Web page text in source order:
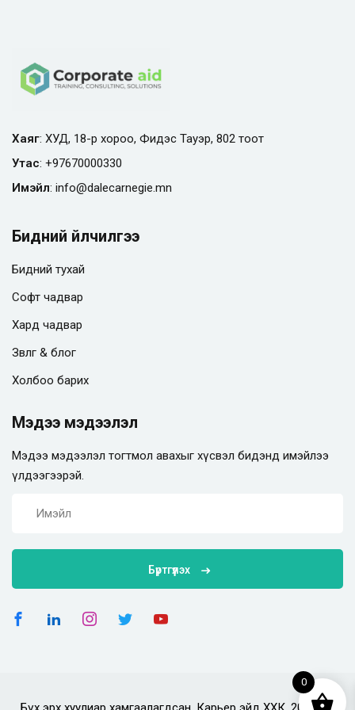
Хаяг: ХУД, 18-р хороо, Фидэс Тауэр, 802 тоот
Утас: +97670000330
Имэйл: info@dalecarnegie.mn
Бидний үйлчилгээ
Бидний тухай
Софт чадвар
Хард чадвар
Зөвлөгөө & блог
Холбоо барих
Мэдээ мэдээлэл
Мэдээ мэдээлэл тогтмол авахыг хүсвэл бидэнд имэйлээ
үлдээгээрэй.
Бүртгүүлэх
0
Sign in
Remember me